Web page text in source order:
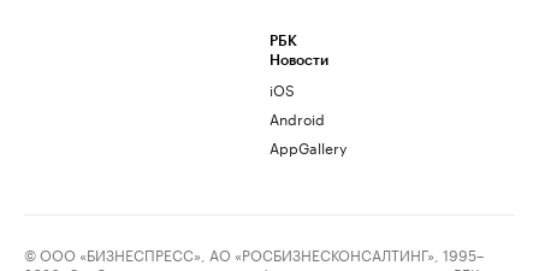
РБК
Новости
iOS
Android
AppGallery
© ООО «БИЗНЕСПРЕСС», АО «РОСБИЗНЕСКОНСАЛТИНГ», 1995–